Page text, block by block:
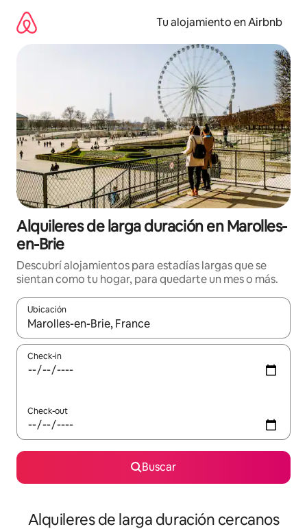
contenido
Tu alojamiento en Airbnb
Alquileres de larga duración en Marolles-
en-Brie
Descubrí alojamientos para estadías largas que se
sientan como tu hogar, para quedarte un mes o más.
Ubicación
Cuando los resultados estén disponibles, navegá con las
Check-in
Check-out
Buscar
Alquileres de larga duración cercanos